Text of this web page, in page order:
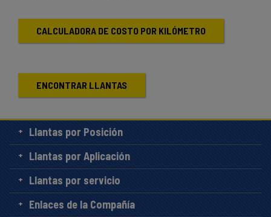
CALCULADORA DE COSTO POR KILÓMETRO
ENCONTRAR LLANTAS
Llantas por Posición
Llantas por Aplicación
Llantas por servicio
Enlaces de la Compañía